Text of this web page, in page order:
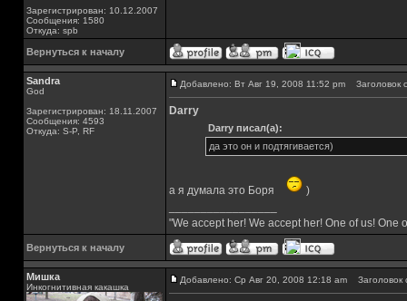
Зарегистрирован: 10.12.2007
Сообщения: 1580
Откуда: spb
Вернуться к началу
Sandra
God
Зарегистрирован: 18.11.2007
Сообщения: 4593
Откуда: S-P, RF
Добавлено: Вт Авг 19, 2008 11:52 pm Заголовок
Darry
Darry писал(а):
да это он и подтягивается)
а я думала это Боря
)
"We accept her! We accept her! One of us!
Вернуться к началу
Мишка
Инкогнитивная какашка
Добавлено: Ср Авг 20, 2008 12:18 am Заголовок